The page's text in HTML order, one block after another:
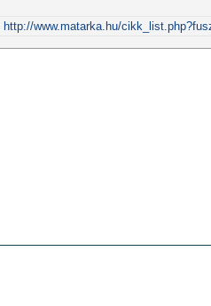
http://www.matarka.hu/